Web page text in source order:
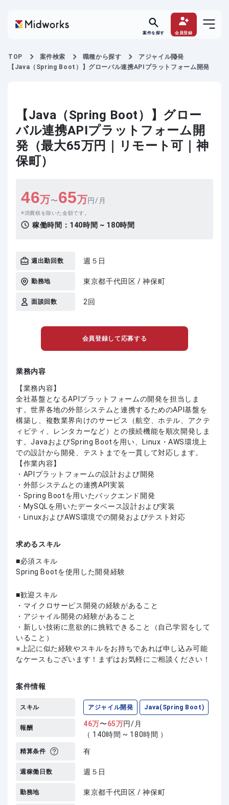
案件を探す 会員登録
TOP 案件検索 職種から探す
アジャイル開発
【Java（Spring Boot）】グローバル連携APIプラットフォーム開発
【Java（Spring Boot）】グロー
バル連携APIプラットフォーム開
発（最大65万円｜リモート可｜神
保町）
46万〜65万円/月
消費税を除いた金額です。
稼働時間： 140時間 ~ 180時間
週出勤回数 週５日
勤務地 東京都千代田区 / 神保町
面談回数 2回
会員登録して応募する
業務内容
【業務内容】
全社基盤となるAPIプラットフォームの開発を担当しま
す。世界各地の外部システムと連携するためのAPI基盤を
構築し、複数業界向けのサービス（航空、ホテル、アクテ
ィビティ、レンタカーなど）との接続機能を順次開発しま
す。JavaおよびSpring Bootを用い、Linux・AWS環境上
での設計から開発、テストまでを一貫して対応します。
【作業内容】
・APIプラットフォームの設計および開発
・外部システムとの連携API実装
・Spring Bootを用いたバックエンド開発
・MySQLを用いたデータベース設計および実装
・LinuxおよびAWS環境での開発およびテスト対応
求めるスキル
必須スキル
Spring Bootを使用した開発経験
歓迎スキル
・マイクロサービス開発の経験があること
・アジャイル開発の経験があること
・新しい技術に意欲的に挑戦できること（自己学習をして
いること）
上記に似た経験やスキルをお持ちであれば申し込み可能
なケースもございます！まずはお気軽にご相談ください！
案件情報
スキル アジャイル開発 Java(Spring Boot)
報酬 46万〜65万円/月
（ 140時間 ~ 180時間 ）
精算条件 有
週稼働日数 週５日
勤務地 東京都千代田区 / 神保町